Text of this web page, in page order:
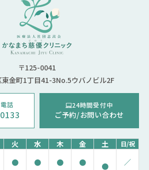
〒125-0041
金町1丁目41-3No.5ウバノビル2F
話 24時間受付中
ご予約/お問い合わせ
火 水 木 金 土 日/祝
● ● ● ● ● ／